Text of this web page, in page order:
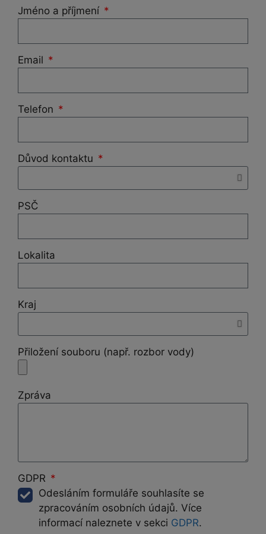
Jméno a příjmení
Email
Telefon
Důvod kontaktu
PSČ
Lokalita
Kraj
Přiložení souboru (např. rozbor vody)
Zpráva
GDPR
Odesláním formuláře souhlasíte se
zpracováním osobních údajů. Více
informací naleznete v sekci GDPR.